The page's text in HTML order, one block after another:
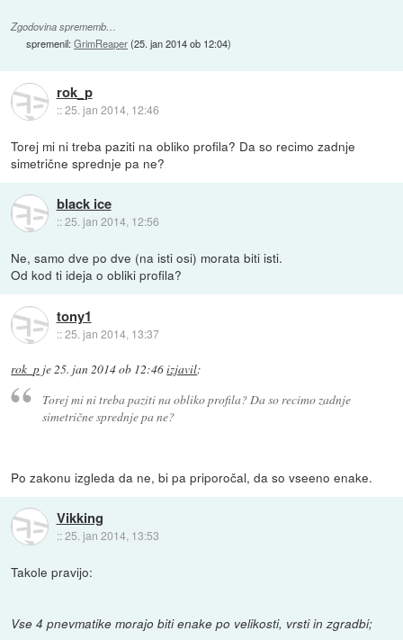
Zgodovina sprememb…
spremenil:GrimReaper(25. jan 2014 ob 12:04)
rok_p
::25. jan 2014, 12:46
Torej mi ni treba paziti na obliko profila? Da so recimo zadnje
simetrične sprednje pa ne?
black ice
::25. jan 2014, 12:56
Ne, samo dve po dve (na isti osi) morata biti isti.
Od kod ti ideja o obliki profila?
tony1
::25. jan 2014, 13:37
rok_p je25. jan 2014 ob 12:46izjavil:
Torej mi ni treba paziti na obliko profila? Da so recimo zadnje
simetrične sprednje pa ne?
Po zakonu izgleda da ne, bi pa priporočal, da so vseeno enake.
Vikking
::25. jan 2014, 13:53
Takole pravijo:
Vse 4 pnevmatike morajo biti enake po velikosti, vrsti in zgradbi;